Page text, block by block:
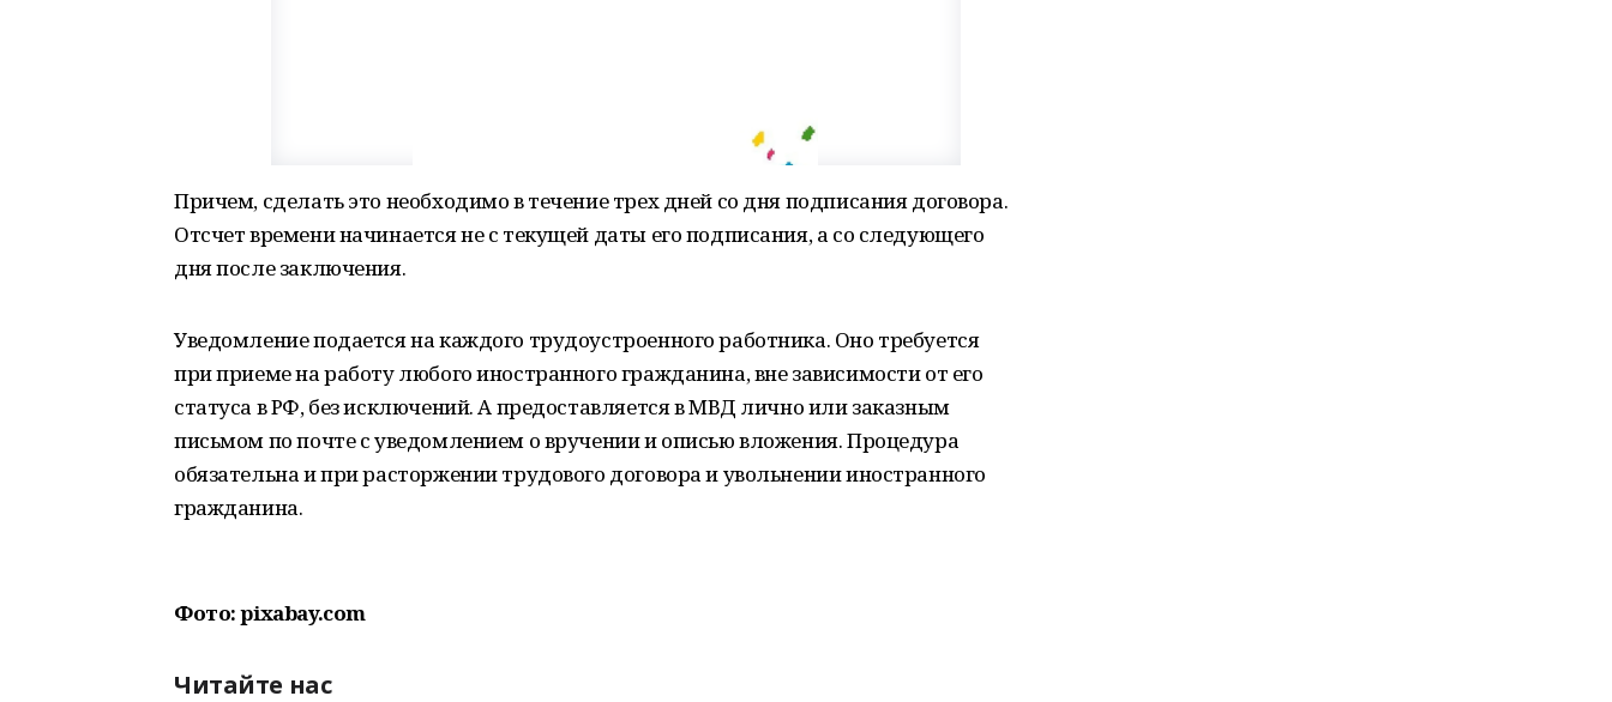
Причем, сделать это необходимо в течение трех дней со дня подписания договора.
Отсчет времени начинается не с текущей даты его подписания, а со следующего
дня после заключения.
Уведомление подается на каждого трудоустроенного работника. Оно требуется
при приеме на работу любого иностранного гражданина, вне зависимости от его
статуса в РФ, без исключений. А предоставляется в МВД лично или заказным
письмом по почте с уведомлением о вручении и описью вложения. Процедура
обязательна и при расторжении трудового договора и увольнении иностранного
гражданина.
Фото: pixabay.com
Читайте нас